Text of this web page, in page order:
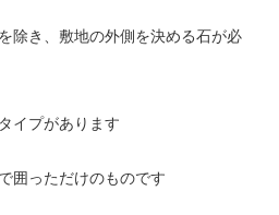
除き、敷地の外側を決める石が必
イプがあります
囲っただけのものです